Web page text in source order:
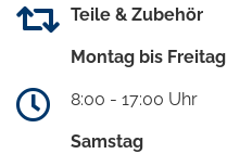
Teile & Zubehör
Montag bis Freitag
8:00 - 17:00 Uhr
Samstag